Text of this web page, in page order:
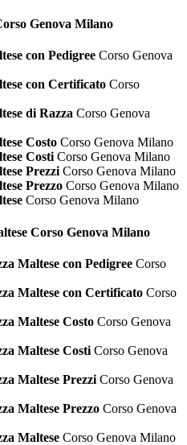
Genova Milano
con Pedigree Corso Genova
con Certificato Corso
di Razza Corso Genova
Costo Corso Genova Milano
Costi Corso Genova Milano
Prezzi Corso Genova Milano
Prezzo Corso Genova Milano
Corso Genova Milano
Corso Genova Milano
Maltese con Pedigree Corso
Maltese con Certificato Corso
Maltese Costo Corso Genova
Maltese Costi Corso Genova
Maltese Prezzi Corso Genova
Maltese Prezzo Corso Genova
Maltese Corso Genova Milano